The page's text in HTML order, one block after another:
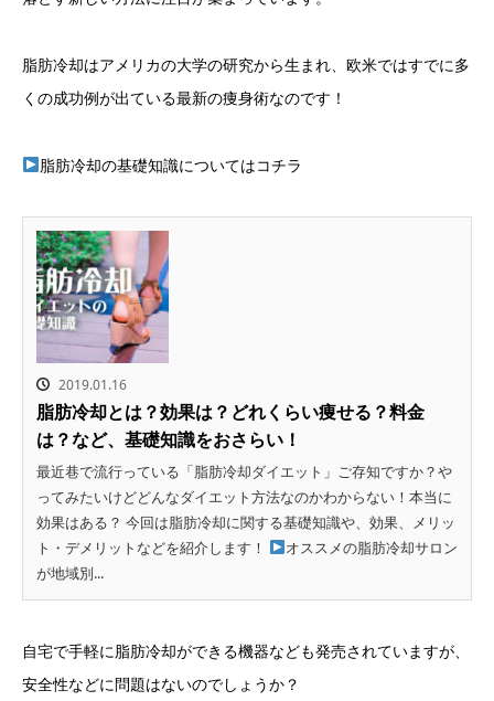
脂肪冷却はアメリカの大学の研究から生まれ、欧米ではすでに多
くの成功例が出ている最新の痩身術なのです！
脂肪冷却の基礎知識についてはコチラ
2019.01.16
脂肪冷却とは？効果は？どれくらい痩せる？料金
は？など、基礎知識をおさらい！
最近巷で流行っている「脂肪冷却ダイエット」ご存知ですか？や
ってみたいけどどんなダイエット方法なのかわからない！本当に
効果はある？ 今回は脂肪冷却に関する基礎知識や、効果、メリッ
ト・デメリットなどを紹介します！
オススメの脂肪冷却サロン
が地域別...
自宅で手軽に脂肪冷却ができる機器なども発売されていますが、
安全性などに問題はないのでしょうか？